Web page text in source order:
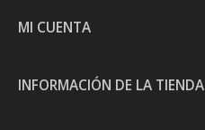
MI CUENTA
INFORMACIÓN DE LA TIENDA